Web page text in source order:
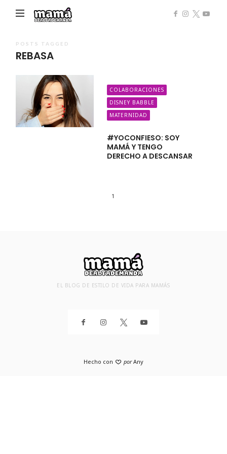
POSTS TAGGED
REBASA
COLABORACIONES
DISNEY BABBLE
MATERNIDAD
#YOCONFIESO: SOY
MAMÁ Y TENGO
DERECHO A DESCANSAR
1
EL BLOG DE ESTILO DE VIDA PARA MAMÁS
Hecho con porAny